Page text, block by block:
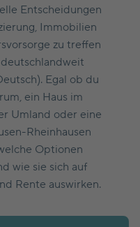
Entscheidungen
Immobilien
zu treffen
Egal ob du
ein Haus im
Umland oder eine
Rheinhausen
Optionen
wie sie sich auf
Rente auswirken.